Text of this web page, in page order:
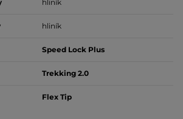
hliník
hliník
Speed Lock Plus
Trekking 2.0
Flex Tip